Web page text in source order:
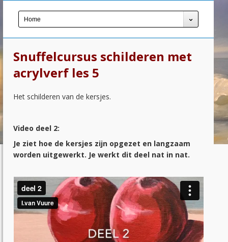
Home
Snuffelcursus schilderen met
acrylverf les 5
Het schilderen van de kersjes.
Video deel 2:
Je ziet hoe de kersjes zijn opgezet en langzaam
worden uitgewerkt. Je werkt dit deel nat in nat.